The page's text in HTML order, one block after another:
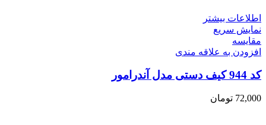
اطلاعات بیشتر
نمایش سریع
مقايسه
افزودن به علاقه مندی
کد 944 کیف دستی مدل آندرامور
72,000 تومان